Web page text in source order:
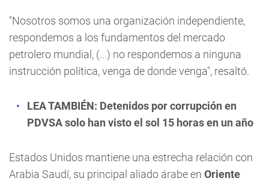
"Nosotros somos una organización independiente,
respondemos a los fundamentos del mercado
petrolero mundial, (...) no respondemos a ninguna
instrucción política, venga de donde venga", resaltó.
LEA TAMBIÉN: Detenidos por corrupción en
PDVSA solo han visto el sol 15 horas en un año
Estados Unidos mantiene una estrecha relación con
Arabia Saudí, su principal aliado árabe en Oriente